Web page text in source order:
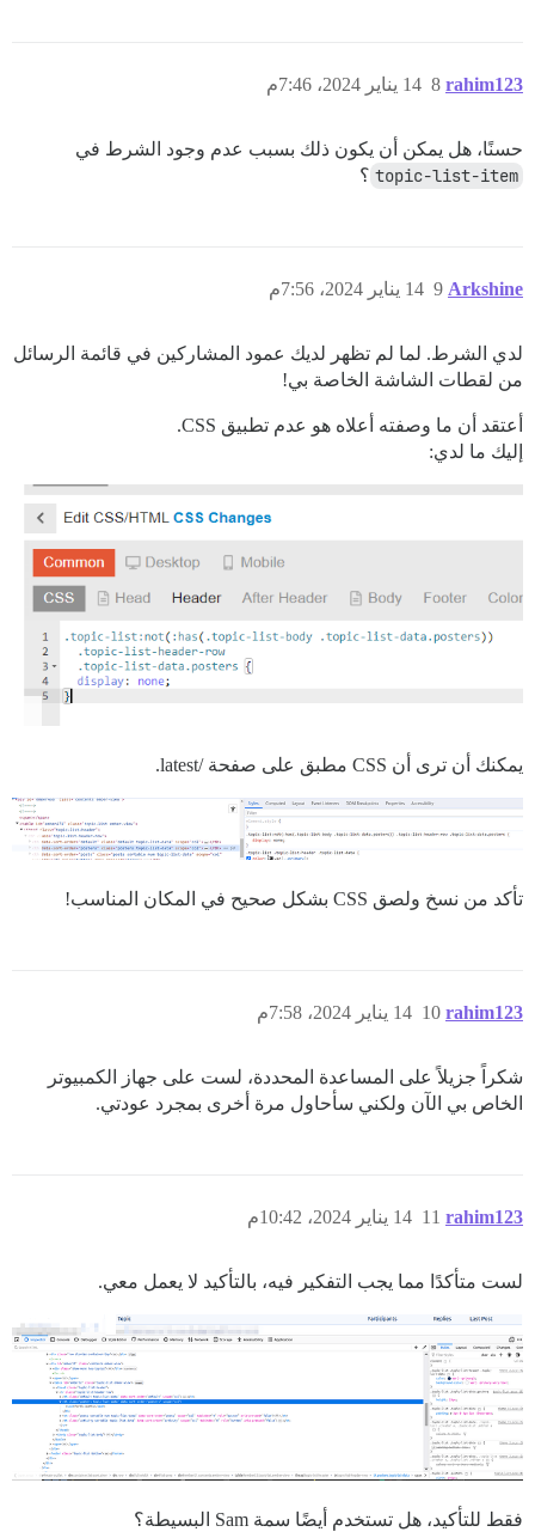
rahim123 14 يناير 2024، 7:46م 8
حسنًا، هل يمكن أن يكون ذلك بسبب عدم وجود الشرط في
topic-list-item ؟
Arkshine 14 يناير 2024، 7:56م 9
لدي الشرط. لما لم تظهر لديك عمود المشاركين في قائمة الرسائل
من لقطات الشاشة الخاصة بي!
أعتقد أن ما وصفته أعلاه هو عدم تطبيق CSS.
إليك ما لدي:
يمكنك أن ترى أن CSS مطبق على صفحة /latest.
تأكد من نسخ ولصق CSS بشكل صحيح في المكان المناسب!
rahim123 14 يناير 2024، 7:58م 10
شكراً جزيلاً على المساعدة المحددة، لست على جهاز الكمبيوتر
الخاص بي الآن ولكني سأحاول مرة أخرى بمجرد عودتي.
rahim123 14 يناير 2024، 10:42م 11
لست متأكدًا مما يجب التفكير فيه، بالتأكيد لا يعمل معي.
فقط للتأكيد، هل تستخدم أيضًا سمة Sam البسيطة؟